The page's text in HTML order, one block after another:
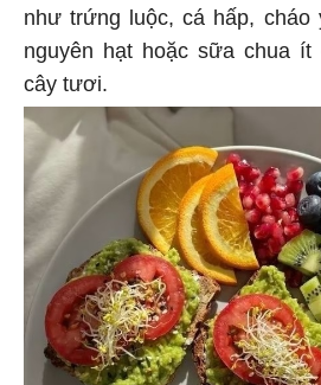
như trứng luộc, cá hấp, cháo
nguyên hạt hoặc sữa chua
cây tươi.